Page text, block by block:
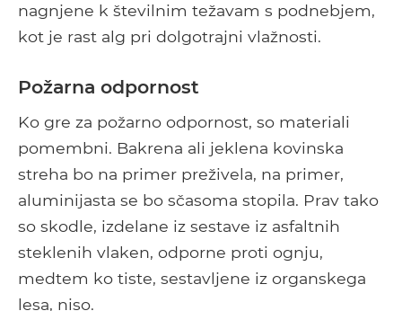
nagnjene k številnim težavam s podnebjem,
kot je rast alg pri dolgotrajni vlažnosti.
Požarna odpornost
Ko gre za požarno odpornost, so materiali
pomembni. Bakrena ali jeklena kovinska
streha bo na primer preživela, na primer,
aluminijasta se bo sčasoma stopila. Prav tako
so skodle, izdelane iz sestave iz asfaltnih
steklenih vlaken, odporne proti ognju,
medtem ko tiste, sestavljene iz organskega
lesa, niso.